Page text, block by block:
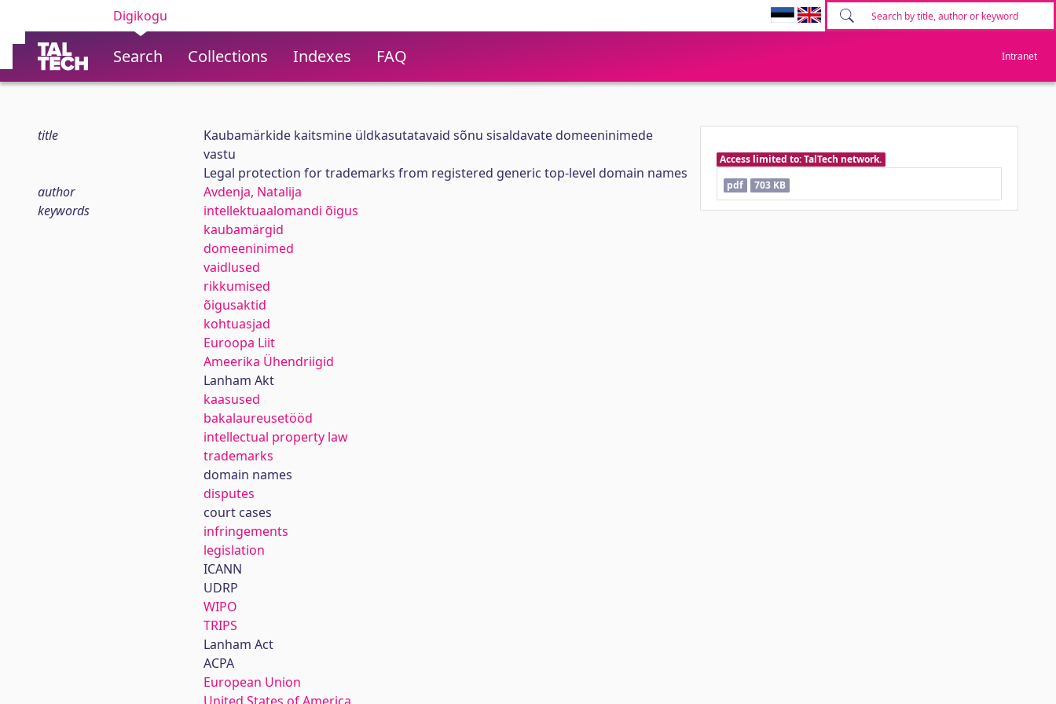
Digikogu
Search Collections Indexes FAQ Intranet
title
Kaubamärkide kaitsmine üldkasutatavaid sõnu sisaldavate domeeninimede
vastu
Legal protection for trademarks from registered generic top-level domain names
author
Avdenja, Natalija
keywords
intellektuaalomandi õigus
kaubamärgid
domeeninimed
vaidlused
rikkumised
õigusaktid
kohtuasjad
Euroopa Liit
Ameerika Ühendriigid
Lanham Akt
kaasused
bakalaureusetööd
intellectual property law
trademarks
domain names
disputes
court cases
infringements
legislation
ICANN
UDRP
WIPO
TRIPS
Lanham Act
ACPA
European Union
Access limited to: TalTech network.
pdf
703 KB